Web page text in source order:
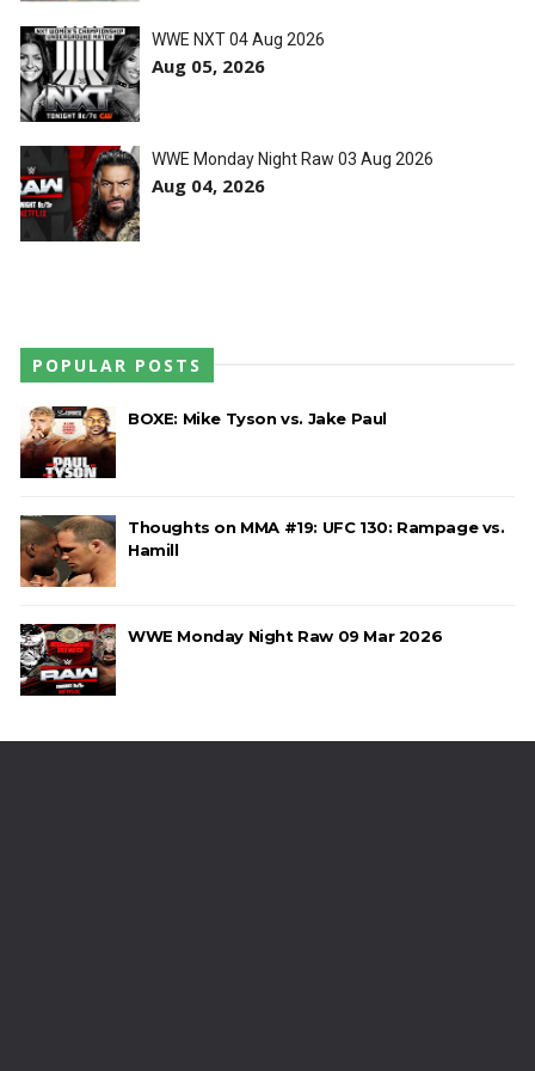
WWE NXT 04 Aug 2026
Aug 05, 2026
WWE Monday Night Raw 03 Aug 2026
Aug 04, 2026
POPULAR POSTS
BOXE: Mike Tyson vs. Jake Paul
Thoughts on MMA #19: UFC 130: Rampage vs.
Hamill
WWE Monday Night Raw 09 Mar 2026